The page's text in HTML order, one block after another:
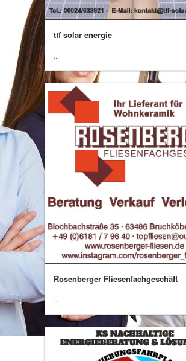
ttf solar energie
...
Rosenberger Fliesenfachgeschäft
...